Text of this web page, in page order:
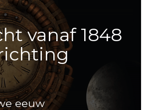
vanaf 1848
eeuw